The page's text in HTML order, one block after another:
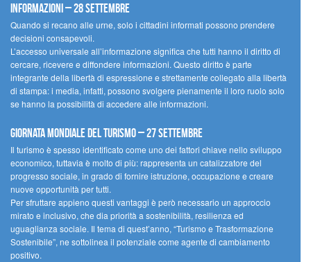
informazioni – 28 settembre
Quando si recano alle urne, solo i cittadini informati possono prendere
decisioni consapevoli.
L’accesso universale all’informazione significa che tutti hanno il diritto di
cercare, ricevere e diffondere informazioni. Questo diritto è parte
integrante della libertà di espressione e strettamente collegato alla libertà
di stampa: i media, infatti, possono svolgere pienamente il loro ruolo solo
se hanno la possibilità di accedere alle informazioni.
Giornata mondiale del turismo – 27 settembre
Il turismo è spesso identificato come uno dei fattori chiave nello sviluppo
economico, tuttavia è molto di più: rappresenta un catalizzatore del
progresso sociale, in grado di fornire istruzione, occupazione e creare
nuove opportunità per tutti.
Per sfruttare appieno questi vantaggi è però necessario un approccio
mirato e inclusivo, che dia priorità a sostenibilità, resilienza ed
uguaglianza sociale. Il tema di quest’anno, “Turismo e Trasformazione
Sostenibile”, ne sottolinea il potenziale come agente di cambiamento
positivo.